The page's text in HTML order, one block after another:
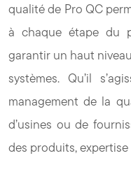
qualité de Pro QC
à chaque étape du
garantir un haut
systèmes. Qu’il
management de la
d’usines ou de
des produits,